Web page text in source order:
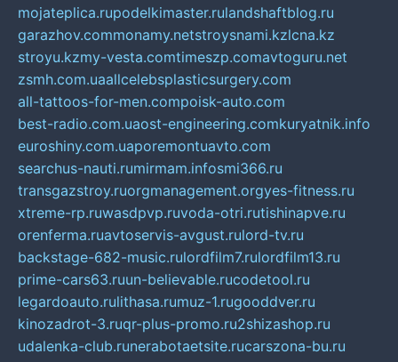
mojateplica.rupodelkimaster.rulandshaftblog.ru
garazhov.commonamy.netstroysnami.kzlcna.kz
stroyu.kzmy-vesta.comtimeszp.comavtoguru.net
zsmh.com.uaallcelebsplasticsurgery.com
all-tattoos-for-men.compoisk-auto.com
best-radio.com.uaost-engineering.comkuryatnik.info
euroshiny.com.uaporemontuavto.com
searchus-nauti.rumirmam.infosmi366.ru
transgazstroy.ruorgmanagement.orgyes-fitness.ru
xtreme-rp.ruwasdpvp.ruvoda-otri.rutishinapve.ru
orenferma.ruavtoservis-avgust.rulord-tv.ru
backstage-682-music.rulordfilm7.rulordfilm13.ru
prime-cars63.ruun-believable.rucodetool.ru
legardoauto.rulithasa.rumuz-1.rugooddver.ru
kinozadrot-3.ruqr-plus-promo.ru2shizashop.ru
udalenka-club.runerabotaetsite.rucarszona-bu.ru